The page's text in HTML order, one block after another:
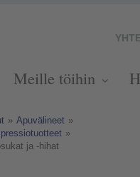
Meille töihin
» Apuvälineet »
»
ja -hihat